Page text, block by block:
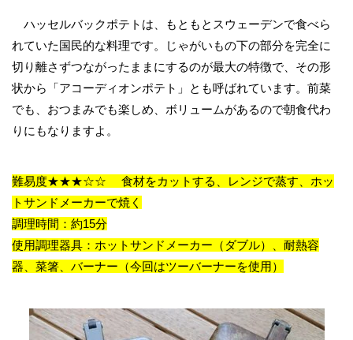
ハッセルバックポテトは、もともとスウェーデンで食べら
れていた国民的な料理です。じゃがいもの下の部分を完全に
切り離さずつながったままにするのが最大の特徴で、その形
状から「アコーディオンポテト」とも呼ばれています。前菜
でも、おつまみでも楽しめ、ボリュームがあるので朝食代わ
りにもなりますよ。
難易度★★★☆☆ 食材をカットする、レンジで蒸す、ホッ
トサンドメーカーで焼く
調理時間：約15分
使用調理器具：ホットサンドメーカー（ダブル）、耐熱容
器、菜箸、バーナー（今回はツーバーナーを使用）